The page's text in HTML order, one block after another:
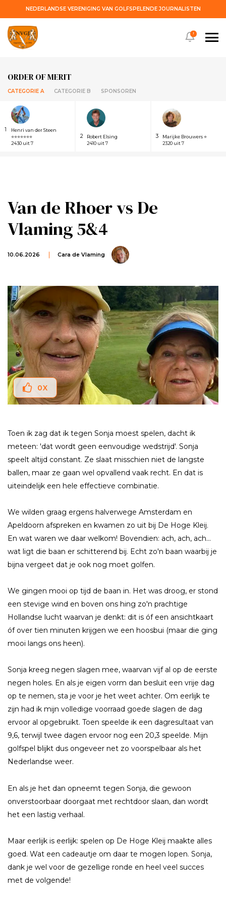
NEDERLANDSE VERENIGING VAN GOLFSPELENDE JOURNALISTEN
ORDER OF MERIT
CATEGORIE A CATEGORIE B SPONSOREN
1
Henri van der Steen
⭐⭐⭐⭐⭐⭐⭐
2430 uit 7
2
Robert Elsing
2410 uit 7
3
Marijke Brouwers ⭐
2320 uit 7
!
Van de Rhoer vs De
Vlaming 5&4
10.06.2026 Cara de Vlaming
0X
Toen ik zag dat ik tegen Sonja moest spelen, dacht ik
meteen: 'dat wordt geen eenvoudige wedstrijd'. Sonja
speelt altijd constant. Ze slaat misschien niet de langste
ballen, maar ze gaan wel opvallend vaak recht. En dat is
uiteindelijk een hele effectieve combinatie.
We wilden graag ergens halverwege Amsterdam en
Apeldoorn afspreken en kwamen zo uit bij De Hoge Kleij.
En wat waren we daar welkom! Bovendien: ach, ach, ach...
wat ligt die baan er schitterend bij. Echt zo'n baan waarbij je
bijna vergeet dat je ook nog moet golfen.
We gingen mooi op tijd de baan in. Het was droog, er stond
een stevige wind en boven ons hing zo'n prachtige
Hollandse lucht waarvan je denkt: dit is óf een ansichtkaart
óf over tien minuten krijgen we een hoosbui (maar die ging
mooi langs ons heen).
Sonja kreeg negen slagen mee, waarvan vijf al op de eerste
negen holes. En als je eigen vorm dan besluit een vrije dag
op te nemen, sta je voor je het weet achter. Om eerlijk te
zijn had ik mijn volledige voorraad goede slagen de dag
ervoor al opgebruikt. Toen speelde ik een dagresultaat van
9,6, terwijl twee dagen ervoor nog een 20,3 speelde. Mijn
golfspel blijkt dus ongeveer net zo voorspelbaar als het
Nederlandse weer.
En als je het dan opneemt tegen Sonja, die gewoon
onverstoorbaar doorgaat met rechtdoor slaan, dan wordt
het een lastig verhaal.
Maar eerlijk is eerlijk: spelen op De Hoge Kleij maakte alles
goed. Wat een cadeautje om daar te mogen lopen. Sonja,
dank je wel voor de gezellige ronde en heel veel succes
met de volgende!